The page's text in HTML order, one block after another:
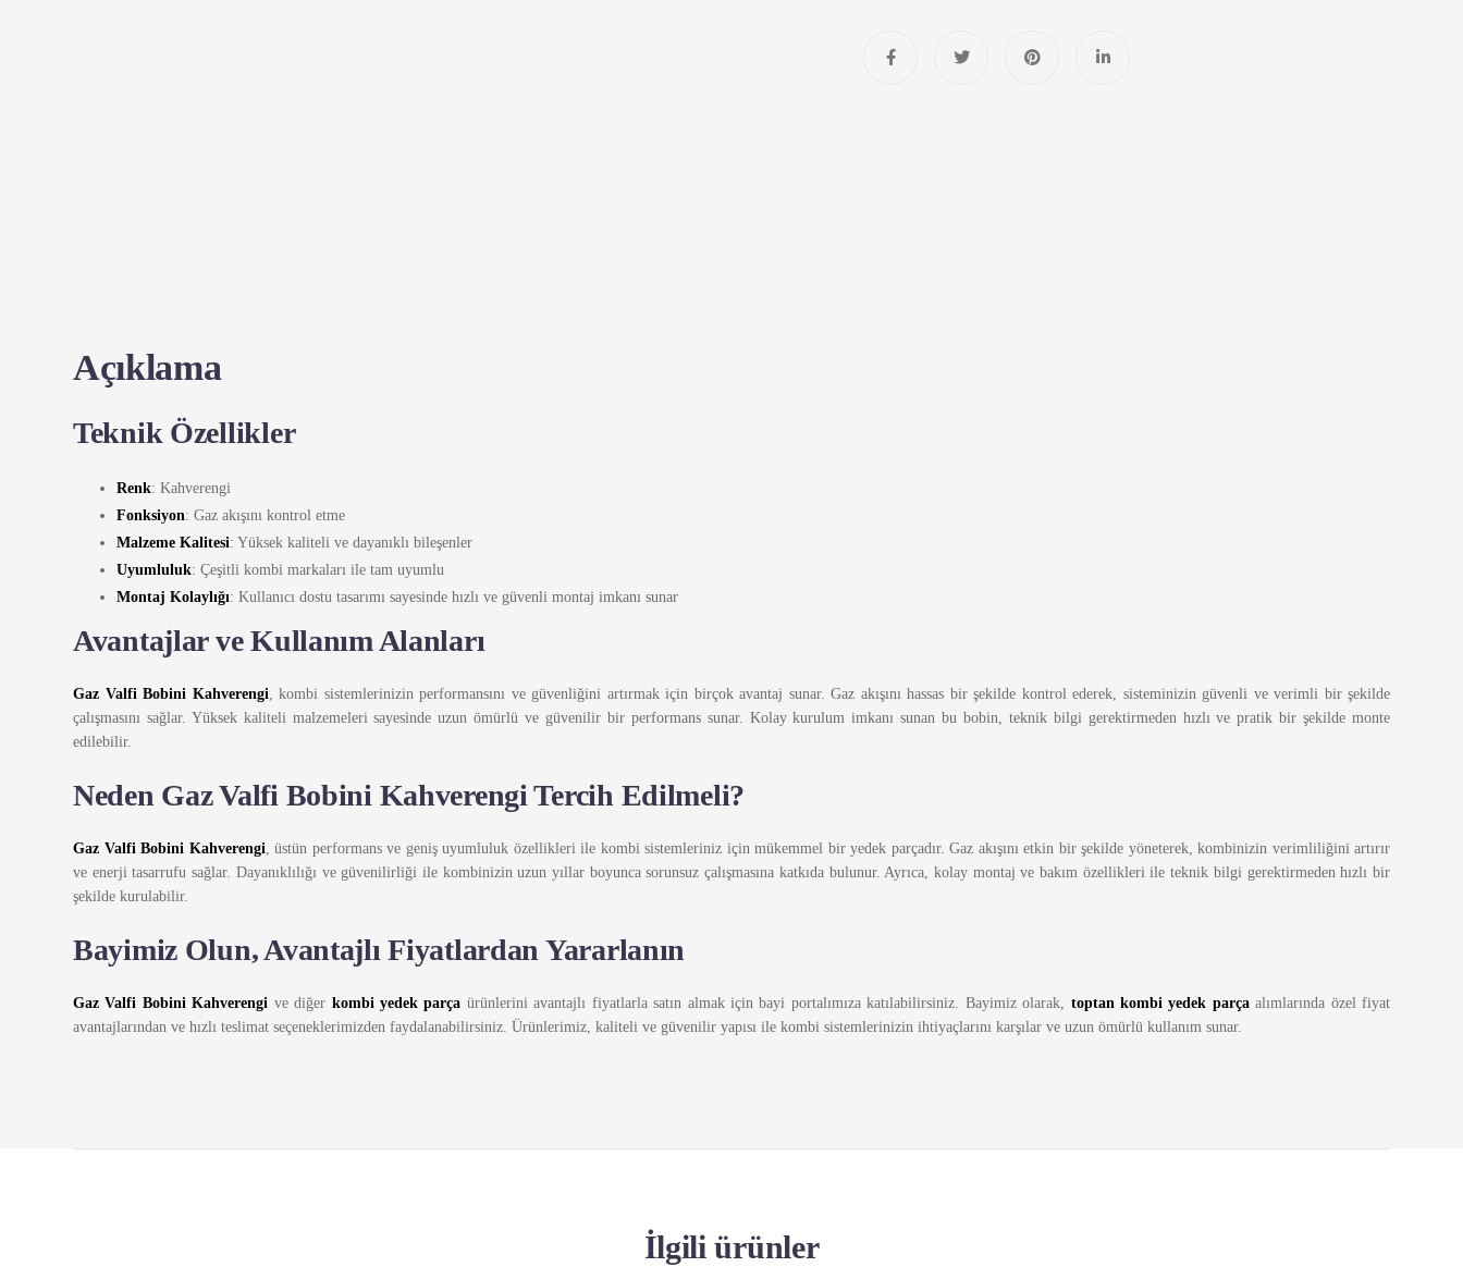
Açıklama
Teknik Özellikler
Renk: Kahverengi
Fonksiyon: Gaz akışını kontrol etme
Malzeme Kalitesi: Yüksek kaliteli ve dayanıklı bileşenler
Uyumluluk: Çeşitli kombi markaları ile tam uyumlu
Montaj Kolaylığı: Kullanıcı dostu tasarımı sayesinde hızlı ve güvenli montaj imkanı sunar
Avantajlar ve Kullanım Alanları
Gaz Valfi Bobini Kahverengi, kombi sistemlerinizin performansını ve güvenliğini artırmak için birçok avantaj sunar. Gaz akışını hassas bir şekilde kontrol ederek, sisteminizin güvenli ve verimli bir şekilde
çalışmasını sağlar. Yüksek kaliteli malzemeleri sayesinde uzun ömürlü ve güvenilir bir performans sunar. Kolay kurulum imkanı sunan bu bobin, teknik bilgi gerektirmeden hızlı ve pratik bir şekilde monte
edilebilir.
Neden Gaz Valfi Bobini Kahverengi Tercih Edilmeli?
Gaz Valfi Bobini Kahverengi, üstün performans ve geniş uyumluluk özellikleri ile kombi sistemleriniz için mükemmel bir yedek parçadır. Gaz akışını etkin bir şekilde yöneterek, kombinizin verimliliğini artırır
ve enerji tasarrufu sağlar. Dayanıklılığı ve güvenilirliği ile kombinizin uzun yıllar boyunca sorunsuz çalışmasına katkıda bulunur. Ayrıca, kolay montaj ve bakım özellikleri ile teknik bilgi gerektirmeden hızlı bir
şekilde kurulabilir.
Bayimiz Olun, Avantajlı Fiyatlardan Yararlanın
Gaz Valfi Bobini Kahverengi ve diğer kombi yedek parça ürünlerini avantajlı fiyatlarla satın almak için bayi portalımıza katılabilirsiniz. Bayimiz olarak, toptan kombi yedek parçaalımlarında özel fiyat
avantajlarından ve hızlı teslimat seçeneklerimizden faydalanabilirsiniz. Ürünlerimiz, kaliteli ve güvenilir yapısı ile kombi sistemlerinizin ihtiyaçlarını karşılar ve uzun ömürlü kullanım sunar.
İlgili ürünler